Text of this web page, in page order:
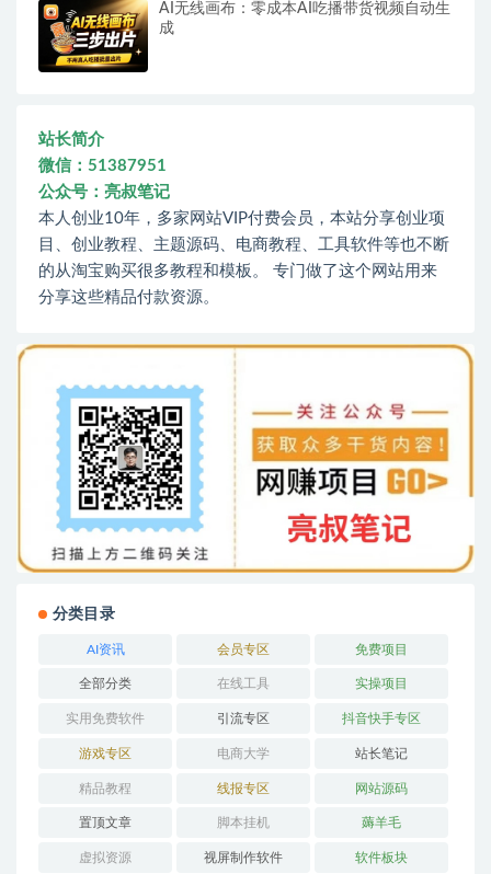
AI无线画布：零成本AI吃播带货视频自动生
成
站长简介
微信：51387951
公众号：亮叔笔记
本人创业10年，多家网站VIP付费会员，本站分享创业项
目、创业教程、主题源码、电商教程、工具软件等也不断
的从淘宝购买很多教程和模板。 专门做了这个网站用来
分享这些精品付款资源。
分类目录
AI资讯 会员专区 免费项目
全部分类 在线工具 实操项目
实用免费软件 引流专区 抖音快手专区
游戏专区 电商大学 站长笔记
精品教程 线报专区 网站源码
置顶文章 脚本挂机 薅羊毛
虚拟资源 视屏制作软件 软件板块